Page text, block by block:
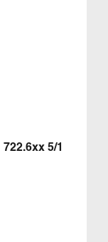
722.6xx 5/1